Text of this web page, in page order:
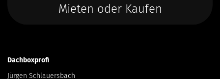
Mieten oder Kaufen
Dachboxprofi
Jürgen Schlauersbach